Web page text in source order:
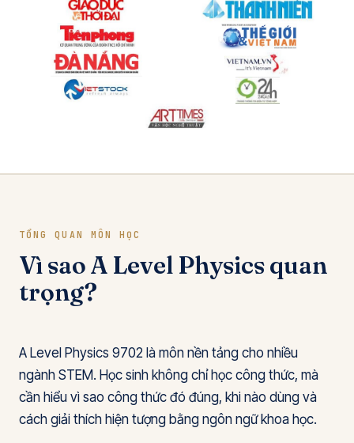
TỔNG QUAN MÔN HỌC
Vì sao A Level Physics quan
trọng?
A Level Physics 9702 là môn nền tảng cho nhiều
ngành STEM. Học sinh không chỉ học công thức, mà
cần hiểu vì sao công thức đó đúng, khi nào dùng và
cách giải thích hiện tượng bằng ngôn ngữ khoa học.